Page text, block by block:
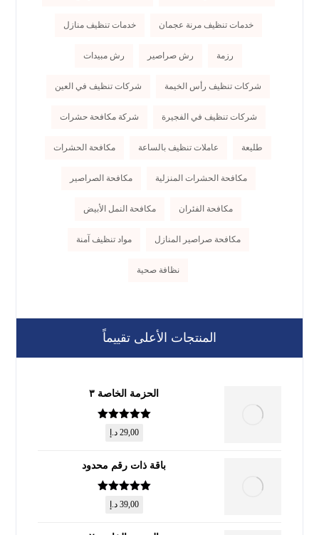
خدمات تنظيف مرنة عجمان خدمات تنظيف منازل
رزمة رش صراصير رش مبيدات
شركات تنظيف رأس الخيمة شركات تنظيف في العين
شركات تنظيف في الفجيرة شركة مكافحة حشرات
طليعة عاملات تنظيف بالساعة مكافحة الحشرات
مكافحة الحشرات المنزلية مكافحة الصراصير
مكافحة الفئران مكافحة النمل الأبيض
مكافحة صراصير المنازل مواد تنظيف آمنة
نظافة صحية
المنتجات الأعلى تقييماً
الحزمة الخاصة ٣
تم التقييم
من 5
29,00 د.إ
باقة ذات رقم محدود
تم التقييم
من 5
39,00 د.إ